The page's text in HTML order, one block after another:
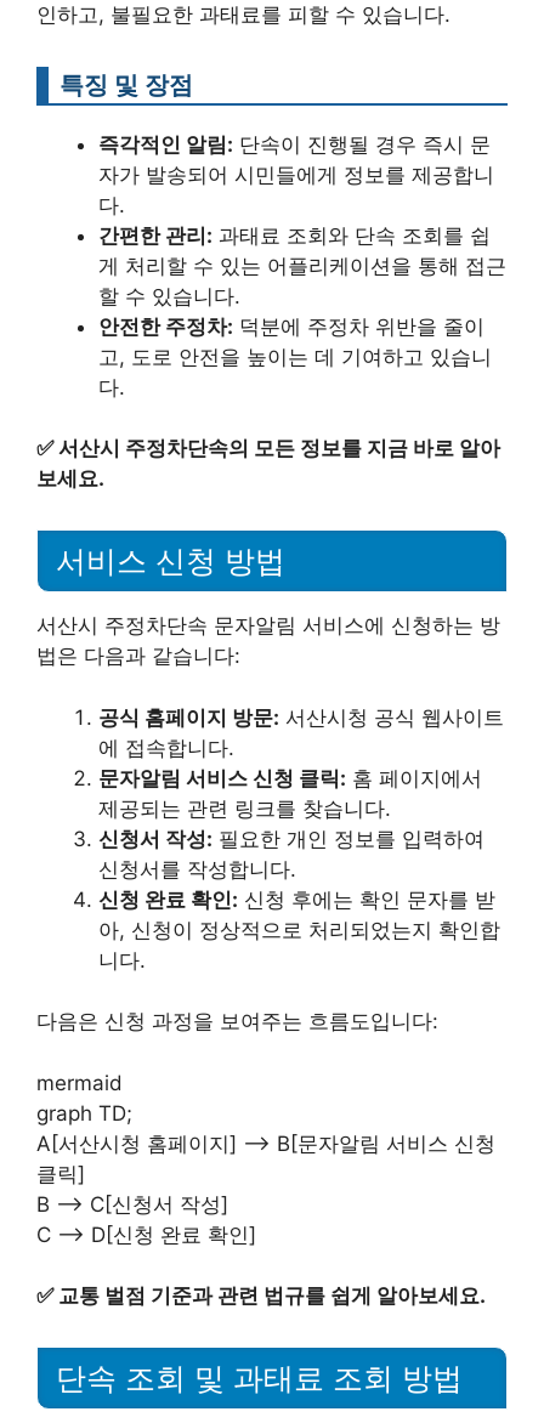
인하고, 불필요한 과태료를 피할 수 있습니다.
특징 및 장점
즉각적인 알림: 단속이 진행될 경우 즉시 문
자가 발송되어 시민들에게 정보를 제공합니
다.
간편한 관리: 과태료 조회와 단속 조회를 쉽
게 처리할 수 있는 어플리케이션을 통해 접근
할 수 있습니다.
안전한 주정차: 덕분에 주정차 위반을 줄이
고, 도로 안전을 높이는 데 기여하고 있습니
다.
✅서산시 주정차단속의 모든 정보를 지금 바로 알아
보세요.
서비스 신청 방법
서산시 주정차단속 문자알림 서비스에 신청하는 방
법은 다음과 같습니다:
공식 홈페이지 방문: 서산시청 공식 웹사이트
에 접속합니다.
문자알림 서비스 신청 클릭: 홈 페이지에서
제공되는 관련 링크를 찾습니다.
신청서 작성: 필요한 개인 정보를 입력하여
신청서를 작성합니다.
신청 완료 확인: 신청 후에는 확인 문자를 받
아, 신청이 정상적으로 처리되었는지 확인합
니다.
다음은 신청 과정을 보여주는 흐름도입니다:
mermaid
graph TD;
A[서산시청 홈페이지] –> B[문자알림 서비스 신청
클릭]
B –> C[신청서 작성]
C –> D[신청 완료 확인]
✅ 교통 벌점 기준과 관련 법규를 쉽게 알아보세요.
단속 조회 및 과태료 조회 방법